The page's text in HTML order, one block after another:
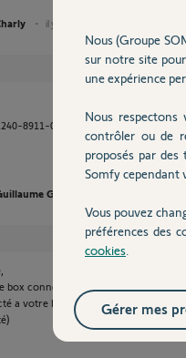
il y a presque 2 ans
8911-0568
G.
box connecté a notre serveur.
a votre box internet. (il faut qu'elle
Nous (Groupe
sur notre site
une expérience
Nous
contrôler ou de
proposés par
Somfy cependant
Vous pouvez
préférences des
cookies
Gérer mes